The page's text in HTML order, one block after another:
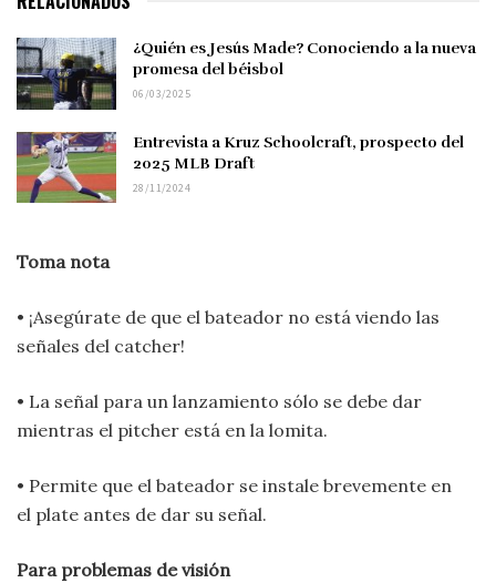
¿Quién es Jesús Made? Conociendo a la nueva
promesa del béisbol
06/03/2025
Entrevista a Kruz Schoolcraft, prospecto del
2025 MLB Draft
28/11/2024
Toma nota
• ¡Asegúrate de que el bateador no está viendo las
señales del catcher!
• La señal para un lanzamiento sólo se debe dar
mientras el pitcher está en la lomita.
• Permite que el bateador se instale brevemente en
el plate antes de dar su señal.
Para problemas de visión